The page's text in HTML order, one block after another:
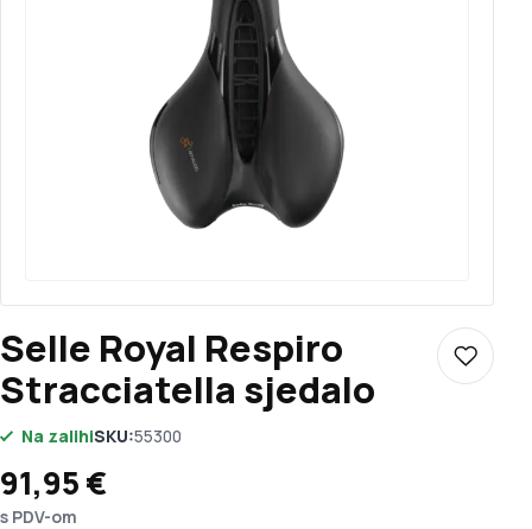
Selle Royal Respiro
Stracciatella sjedalo
Dodaj
Na zalihiSKU:55300
91,95€
s PDV-om